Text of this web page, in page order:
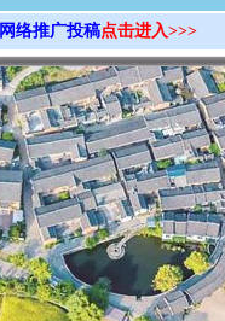
网络推广投稿点击进入>>>